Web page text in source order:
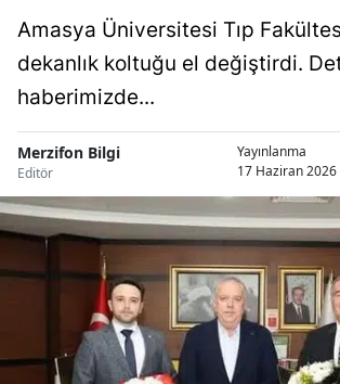
Amasya Üniversitesi Tıp
dekanlık koltuğu el değiştirdi.
haberimizde...
Merzifon Bilgi
Editör
Yayınlanma
17 Haziran 2026